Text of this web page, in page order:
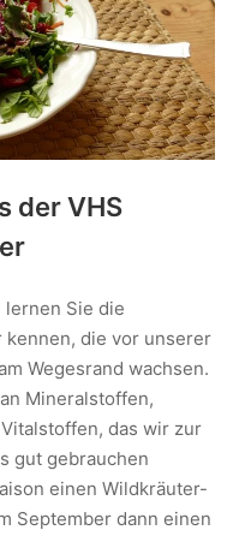
der VHS
lernen Sie die
kennen, die vor unserer
Wegesrand wachsen.
Mineralstoffen,
das wir zur
gut gebrauchen
einen Wildkräuter-
September dann einen